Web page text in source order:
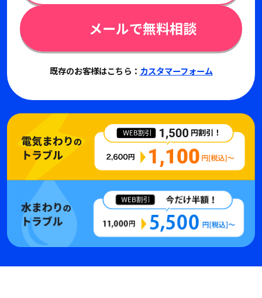
メールで無料相談
既存のお客様はこちら： カスタマーフォーム